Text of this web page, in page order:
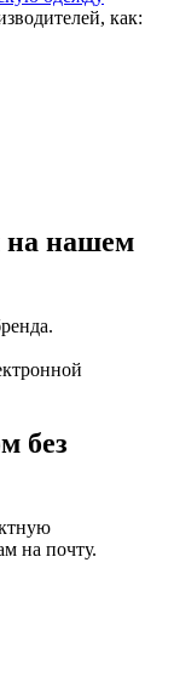
как:
на нашем
без
на почту.